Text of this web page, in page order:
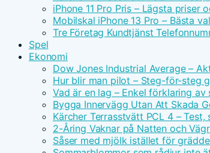
iPhone 11 Pro Pris – Lägsta priser
Mobilskal iPhone 13 Pro – Bästa
Tre Företag Kundtjänst
Spel
Ekonomi
Dow Jones Industrial Average –
Hur blir man pilot – Steg-för-steg
Vad är en lag – Enkel förklaring
Bygga Innervägg Utan Att Skada
Kärcher Terrasstvätt PCL 4 –
2-Åring Vaknar på Natten och
Såser med mjölk istället för